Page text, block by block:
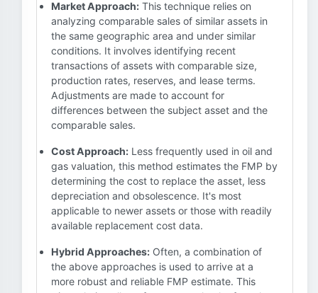
Market Approach: This technique relies on
analyzing comparable sales of similar assets in
the same geographic area and under similar
conditions. It involves identifying recent
transactions of assets with comparable size,
production rates, reserves, and lease terms.
Adjustments are made to account for
differences between the subject asset and the
comparable sales.
Cost Approach: Less frequently used in oil and
gas valuation, this method estimates the FMP by
determining the cost to replace the asset, less
depreciation and obsolescence. It's most
applicable to newer assets or those with readily
available replacement cost data.
Hybrid Approaches: Often, a combination of
the above approaches is used to arrive at a
more robust and reliable FMP estimate. This